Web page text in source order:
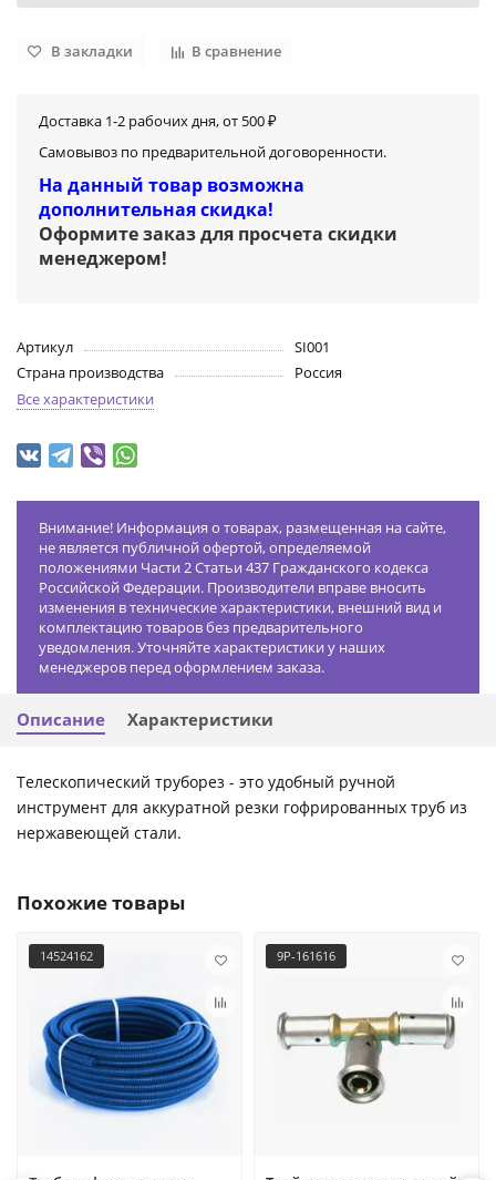
В закладки В сравнение
Доставка 1-2 рабочих дня, от 500 ₽
Самовывоз по предварительной договоренности.
На данный товар возможна
дополнительная скидка!
Оформите заказ для просчета скидки
менеджером!
Артикул
SI001
Страна производства
Россия
Все характеристики
Внимание! Информация о товарах, размещенная на сайте,
не является публичной офертой, определяемой
положениями Части 2 Статьи 437 Гражданского кодекса
Российской Федерации. Производители вправе вносить
изменения в технические характеристики, внешний вид и
комплектацию товаров без предварительного
уведомления. Уточняйте характеристики у наших
менеджеров перед оформлением заказа.
Описание Характеристики
Телескопический труборез - это удобный ручной
инструмент для аккуратной резки гофрированных труб из
нержавеющей стали.
Похожие товары
14524162 9P-161616